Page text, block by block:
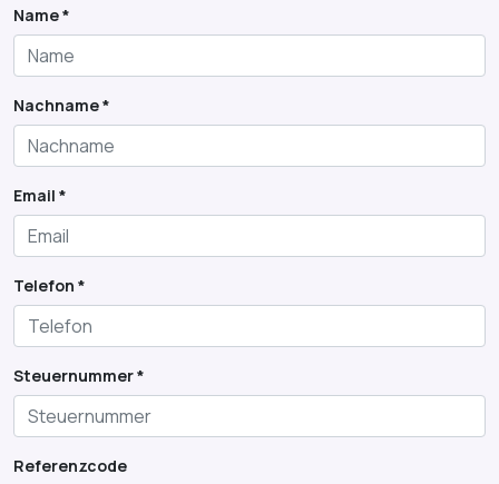
Name *
Nachname *
Email *
Telefon *
Steuernummer *
Referenzcode